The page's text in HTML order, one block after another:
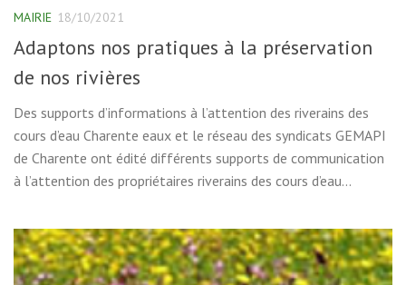
MAIRIE 18/10/2021
Adaptons nos pratiques à la préservation
de nos rivières
Des supports d’informations à l’attention des riverains des
cours d’eau Charente eaux et le réseau des syndicats GEMAPI
de Charente ont édité différents supports de communication
à l’attention des propriétaires riverains des cours d’eau...